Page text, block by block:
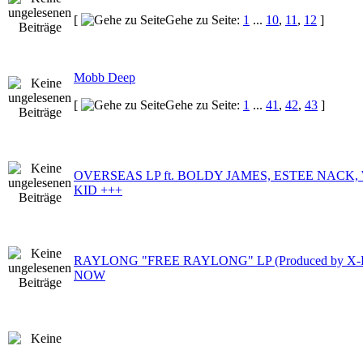
[
Gehe zu Seite: 1 ... 10, 11 , 12 ]
Mobb Deep
[
Gehe zu Seite: 1 ... 41 , 42, 43 ]
OVERSEAS LP ft. BOLDY JAMES, ESTEE
KID +++
RAYLONG "FREE RAYLONG" LP (Produced by
NOW